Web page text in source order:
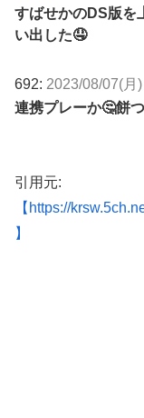
すばせかのDS版を
い出した🤤
692: 2023/08/07(月
連携プレーか🤔餅
引用元:
【https://
】